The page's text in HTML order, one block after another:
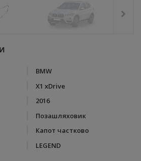
BMW
X1 xDrive
2016
Позашляховик
Капот частково
LEGEND